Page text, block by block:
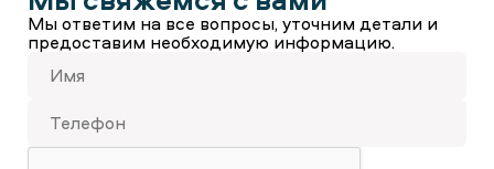
Мы ответим на все вопросы, уточним детали и
предоставим необходимую информацию.